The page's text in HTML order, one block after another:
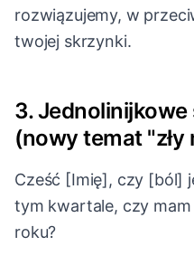
rozwiązujemy, w
twojej skrzynki.
3.
(nowy temat "zły
Cześć [Imię], czy [ból]
tym kwartale, czy
roku?